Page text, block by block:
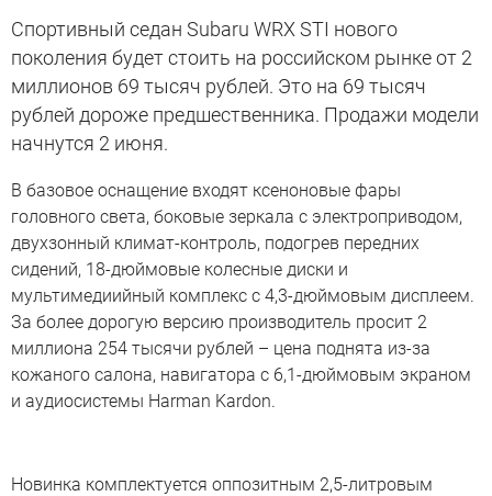
Спортивный седан Subaru WRX STI нового
поколения будет стоить на российском рынке от 2
миллионов 69 тысяч рублей. Это на 69 тысяч
рублей дороже предшественника. Продажи модели
начнутся 2 июня.
В базовое оснащение входят ксеноновые фары
головного света, боковые зеркала с электроприводом,
двухзонный климат-контроль, подогрев передних
сидений, 18-дюймовые колесные диски и
мультимедиийный комплекс с 4,3-дюймовым дисплеем.
За более дорогую версию производитель просит 2
миллиона 254 тысячи рублей – цена поднята из-за
кожаного салона, навигатора с 6,1-дюймовым экраном
и аудиосистемы Harman Kardon.
Новинка комплектуется оппозитным 2,5-литровым